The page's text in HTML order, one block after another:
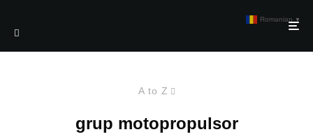
A to Z
grup motopropulsor
Romanian ▼